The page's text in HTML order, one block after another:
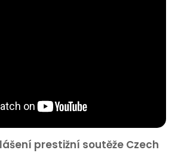
prestižní soutěže Czech